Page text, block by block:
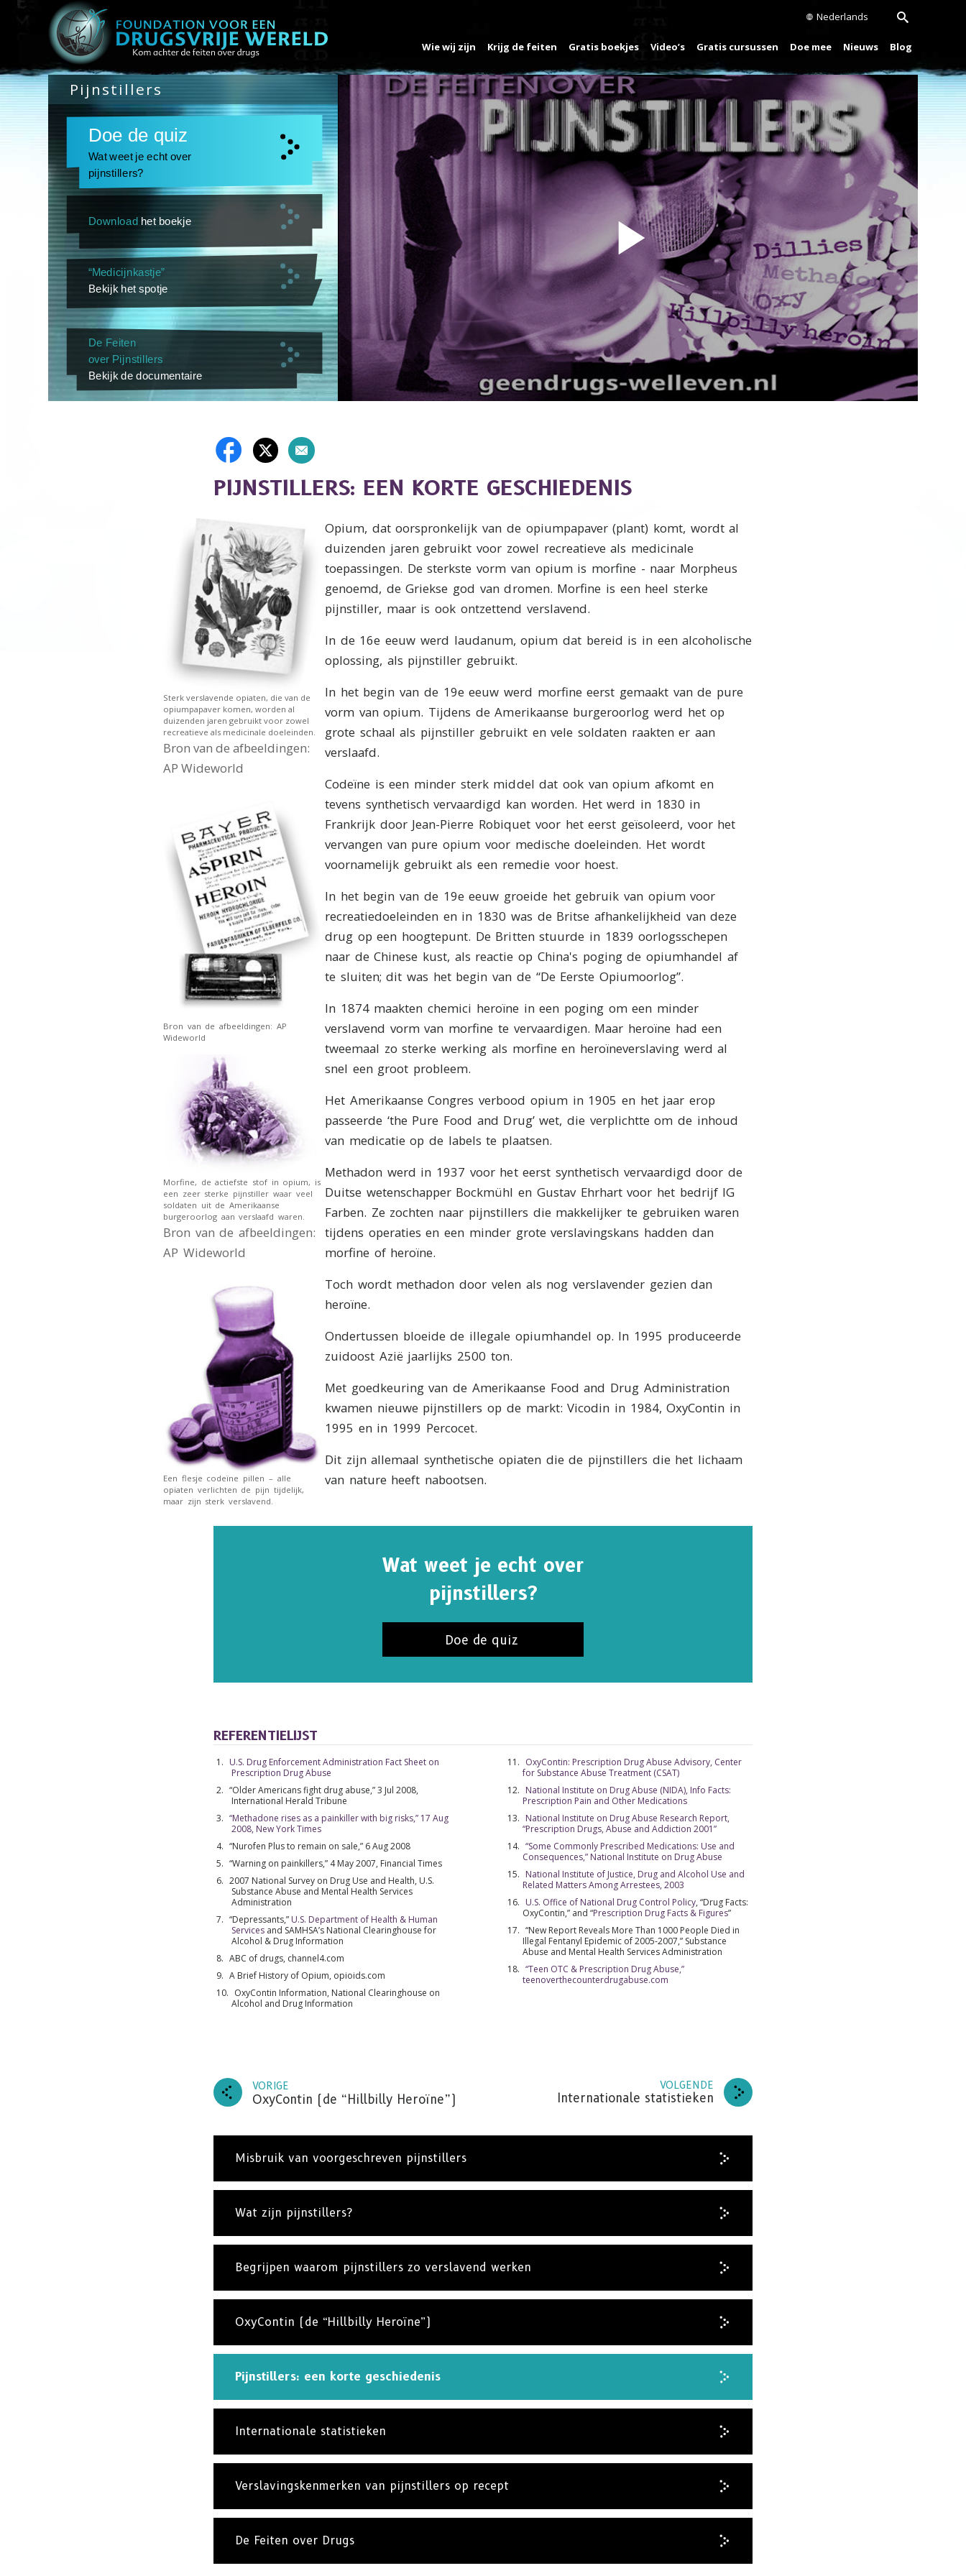
Nederlands
Wie wij zijn Krijg de feiten Gratis boekjes Video’s Gratis cursussen Doe mee Nieuws Blog
Play
Video
Pijnstillers
Doe de quiz
Wat weet je echt over
pijnstillers?
Download het boekje
“Medicijnkastje”
Bekijk het spotje
De Feiten
over Pijnstillers
Bekijk de documentaire
PIJNSTILLERS: EEN KORTE GESCHIEDENIS
Sterk verslavende opiaten, die van de
opiumpapaver komen, worden al
duizenden jaren gebruikt voor zowel
recreatieve als medicinale doeleinden.
Bron van de afbeeldingen:
AP Wideworld
Opium, dat oorspronkelijk van de opiumpapaver (plant) komt, wordt al
duizenden jaren gebruikt voor zowel recreatieve als medicinale
toepassingen. De sterkste vorm van opium is morfine - naar Morpheus
genoemd, de Griekse god van dromen. Morfine is een heel sterke
pijnstiller, maar is ook ontzettend verslavend.
In de 16e eeuw werd laudanum, opium dat bereid is in een alcoholische
oplossing, als pijnstiller gebruikt.
Bron van de afbeeldingen: AP
Wideworld
In het begin van de 19e eeuw werd morfine eerst gemaakt van de pure
vorm van opium. Tijdens de Amerikaanse burgeroorlog werd het op
grote schaal als pijnstiller gebruikt en vele soldaten raakten er aan
verslaafd.
Codeïne is een minder sterk middel dat ook van opium afkomt en
tevens synthetisch vervaardigd kan worden. Het werd in 1830 in
Frankrijk door Jean-Pierre Robiquet voor het eerst geïsoleerd, voor het
vervangen van pure opium voor medische doeleinden. Het wordt
voornamelijk gebruikt als een remedie voor hoest.
Morfine, de actiefste stof in opium, is
een zeer sterke pijnstiller waar veel
soldaten uit de Amerikaanse
burgeroorlog aan verslaafd waren.
Bron van de afbeeldingen:
AP Wideworld
In het begin van de 19e eeuw groeide het gebruik van opium voor
recreatiedoeleinden en in 1830 was de Britse afhankelijkheid van deze
drug op een hoogtepunt. De Britten stuurde in 1839 oorlogsschepen
naar de Chinese kust, als reactie op China's poging de opiumhandel af
te sluiten; dit was het begin van de “De Eerste Opiumoorlog”.
In 1874 maakten chemici heroïne in een poging om een minder
verslavend vorm van morfine te vervaardigen. Maar heroïne had een
tweemaal zo sterke werking als morfine en heroïneverslaving werd al
snel een groot probleem.
Een flesje codeïne pillen – alle
opiaten verlichten de pijn tijdelijk,
maar zijn sterk verslavend.
Het Amerikaanse Congres verbood opium in 1905 en het jaar erop
passeerde ‘the Pure Food and Drug’ wet, die verplichtte om de inhoud
van medicatie op de labels te plaatsen.
Methadon werd in 1937 voor het eerst synthetisch vervaardigd door de
Duitse wetenschapper Bockmühl en Gustav Ehrhart voor het bedrijf IG
Farben. Ze zochten naar pijnstillers die makkelijker te gebruiken waren
tijdens operaties en een minder grote verslavingskans hadden dan
morfine of heroïne.
Toch wordt methadon door velen als nog verslavender gezien dan
heroïne.
Ondertussen bloeide de illegale opiumhandel op. In 1995 produceerde
zuidoost Azië jaarlijks 2500 ton.
Met goedkeuring van de Amerikaanse Food and Drug Administration
kwamen nieuwe pijnstillers op de markt: Vicodin in 1984, OxyContin in
1995 en in 1999 Percocet.
Dit zijn allemaal synthetische opiaten die de pijnstillers die het lichaam
van nature heeft nabootsen.
Wat weet je echt over
pijnstillers?
Doe de quiz
REFERENTIELIJST
U.S. Drug Enforcement Administration Fact Sheet on
Prescription Drug Abuse
“Older Americans fight drug abuse,” 3 Jul 2008,
International Herald Tribune
“Methadone rises as a painkiller with big risks,” 17 Aug
2008, New York Times
“Nurofen Plus to remain on sale,” 6 Aug 2008
“Warning on painkillers,” 4 May 2007, Financial Times
2007 National Survey on Drug Use and Health, U.S.
Substance Abuse and Mental Health Services
Administration
“Depressants,” U.S. Department of Health & Human
Services and SAMHSA’s National Clearinghouse for
Alcohol & Drug Information
ABC of drugs, channel4.com
A Brief History of Opium, opioids.com
OxyContin Information, National Clearinghouse on
Alcohol and Drug Information
OxyContin: Prescription Drug Abuse Advisory, Center
for Substance Abuse Treatment (CSAT)
National Institute on Drug Abuse (NIDA), Info Facts:
Prescription Pain and Other Medications
National Institute on Drug Abuse Research Report,
“Prescription Drugs, Abuse and Addiction 2001”
“Some Commonly Prescribed Medications: Use and
Consequences,” National Institute on Drug Abuse
National Institute of Justice, Drug and Alcohol Use and
Related Matters Among Arrestees, 2003
U.S. Office of National Drug Control Policy, “Drug Facts:
OxyContin,” and “Prescription Drug Facts & Figures”
“New Report Reveals More Than 1000 People Died in
Illegal Fentanyl Epidemic of 2005-2007,” Substance
Abuse and Mental Health Services Administration
“Teen OTC & Prescription Drug Abuse,”
teenoverthecounterdrugabuse.com
VORIGE
OxyContin (de “Hillbilly Heroïne”)
VOLGENDE
Internationale statistieken
Misbruik van voorgeschreven pijnstillers
Wat zijn pijnstillers?
Begrijpen waarom pijnstillers zo verslavend werken
OxyContin (de “Hillbilly Heroïne”)
Pijnstillers: een korte geschiedenis
Internationale statistieken
Verslavingskenmerken van pijnstillers op recept
De Feiten over Drugs
De Feiten over Drugs Nieuws en krijgt het laatste
nieuws en updates in je inbox.
ABONNEREN
NEE, BEDANKT